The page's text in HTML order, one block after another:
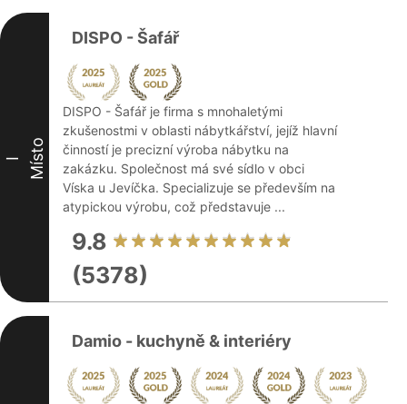
I Místo
DISPO - Šafář
DISPO - Šafář je firma s mnohaletými
zkušenostmi v oblasti nábytkářství, jejíž hlavní
činností je precizní výroba nábytku na
zakázku. Společnost má své sídlo v obci
Víska u Jevíčka. Specializuje se především na
atypickou výrobu, což představuje ...
9.8
(5378)
Damio - kuchyně & interiéry